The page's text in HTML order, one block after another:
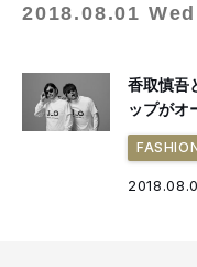
2018.08.01
香取慎吾
ップがオ